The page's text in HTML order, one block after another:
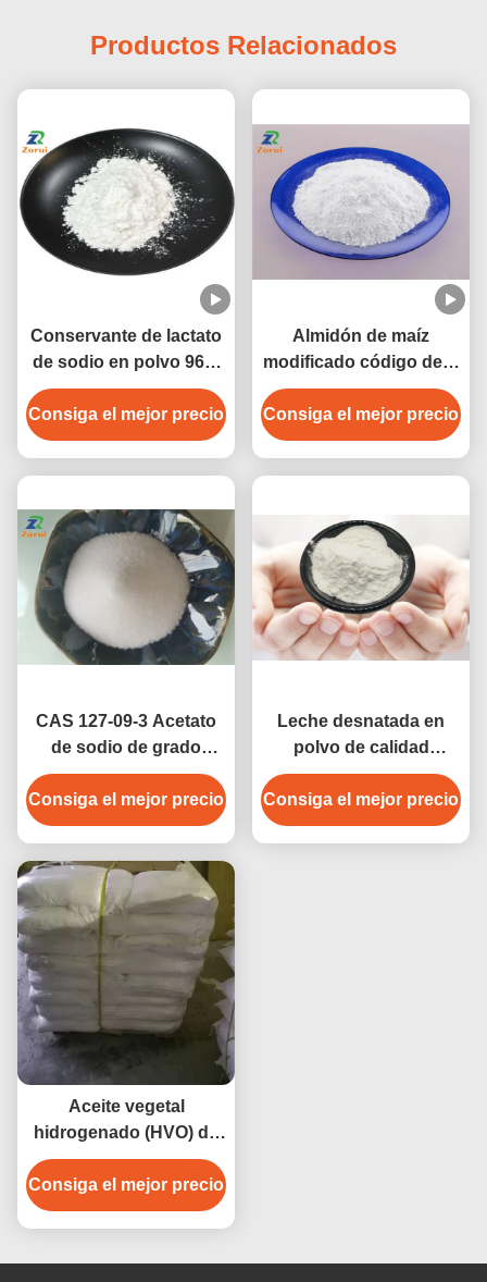
Productos Relacionados
Conservante de lactato
de sodio en polvo 96%
de grado alimenticio, 2-
hidroxipropanoato de
sodio, CAS 867-56-1
Consiga el mejor precio
Almidón de maíz
modificado código de E
E1412/E1414/E1422/E1442
Consiga el mejor precio
CAS 127-09-3 Acetato
de sodio de grado
alimenticio Anídro/
ácido acético Sal de
sodio inyectable para
cárnica
Consiga el mejor precio
Leche desnatada en
polvo de calidad
alimentaria (SMP)
Producto lácteo seco
Leche desnatada en
Consiga el mejor precio
Aceite vegetal
hidrogenado (HVO) de
calidad alimentaria CAS
68334-28-1 para
panadería y margarinas
Consiga el mejor precio